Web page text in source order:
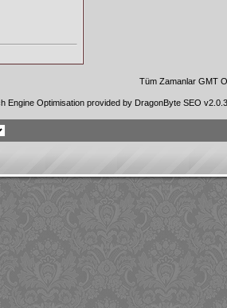
Tüm Zamanlar GMT
Engine Optimisation provided by DragonByte SEO